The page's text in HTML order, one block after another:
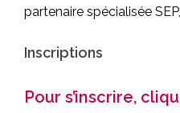
partenaire spécialisée
Inscriptions
Pour s’inscrire,